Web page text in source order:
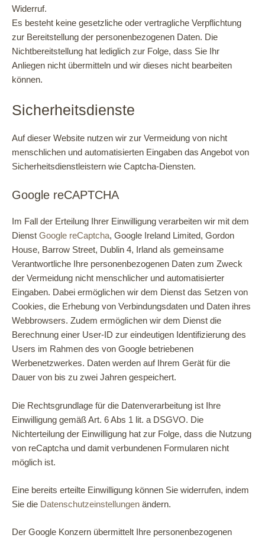
Widerruf.
Es besteht keine gesetzliche oder vertragliche Verpflichtung
zur Bereitstellung der personenbezogenen Daten. Die
Nichtbereitstellung hat lediglich zur Folge, dass Sie Ihr
Anliegen nicht übermitteln und wir dieses nicht bearbeiten
können.
Sicherheitsdienste
Auf dieser Website nutzen wir zur Vermeidung von nicht
menschlichen und automatisierten Eingaben das Angebot von
Sicherheitsdienstleistern wie Captcha-Diensten.
Google reCAPTCHA
Im Fall der Erteilung Ihrer Einwilligung verarbeiten wir mit dem
Dienst Google reCaptcha, Google Ireland Limited, Gordon
House, Barrow Street, Dublin 4, Irland als gemeinsame
Verantwortliche Ihre personenbezogenen Daten zum Zweck
der Vermeidung nicht menschlicher und automatisierter
Eingaben. Dabei ermöglichen wir dem Dienst das Setzen von
Cookies, die Erhebung von Verbindungsdaten und Daten ihres
Webbrowsers. Zudem ermöglichen wir dem Dienst die
Berechnung einer User-ID zur eindeutigen Identifizierung des
Users im Rahmen des von Google betriebenen
Werbenetzwerkes. Daten werden auf Ihrem Gerät für die
Dauer von bis zu zwei Jahren gespeichert.
Die Rechtsgrundlage für die Datenverarbeitung ist Ihre
Einwilligung gemäß Art. 6 Abs 1 lit. a DSGVO. Die
Nichterteilung der Einwilligung hat zur Folge, dass die Nutzung
von reCaptcha und damit verbundenen Formularen nicht
möglich ist.
Eine bereits erteilte Einwilligung können Sie widerrufen, indem
Sie die Datenschutzeinstellungen ändern.
Der Google Konzern übermittelt Ihre personenbezogenen